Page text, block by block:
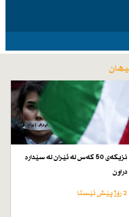
نزیكەی 50 كەس لە ئێران لە سێدارە
دراون
2 رۆژ پێش ئێستا